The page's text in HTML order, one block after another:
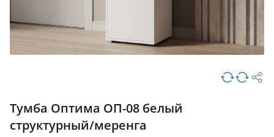
Тумба Оптима ОП-08 белый
структурный/меренга